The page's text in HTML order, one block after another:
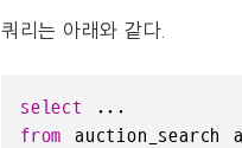
쿼리는 아래와 같다.
select
from